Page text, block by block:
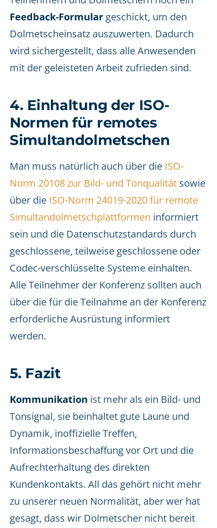
Feedback-Formular geschickt, um den
Dolmetscheinsatz auszuwerten. Dadurch
wird sichergestellt, dass alle Anwesenden
mit der geleisteten Arbeit zufrieden sind.
4. Einhaltung der ISO-
Normen für remotes
Simultandolmetschen
Man muss natürlich auch über die ISO-
Norm 20108 zur Bild- und Tonqualität sowie
über die ISO-Norm 24019-2020 für remote
Simultandolmetschplattformen informiert
sein und die Datenschutzstandards durch
geschlossene, teilweise geschlossene oder
Codec-verschlüsselte Systeme einhalten.
Alle Teilnehmer der Konferenz sollten auch
über die für die Teilnahme an der Konferenz
erforderliche Ausrüstung informiert
werden.
5. Fazit
Kommunikation ist mehr als ein Bild- und
Tonsignal, sie beinhaltet gute Laune und
Dynamik, inoffizielle Treffen,
Informationsbeschaffung vor Ort und die
Aufrechterhaltung des direkten
Kundenkontakts. All das gehört nicht mehr
zu unserer neuen Normalität, aber wer hat
gesagt, dass wir Dolmetscher nicht bereit